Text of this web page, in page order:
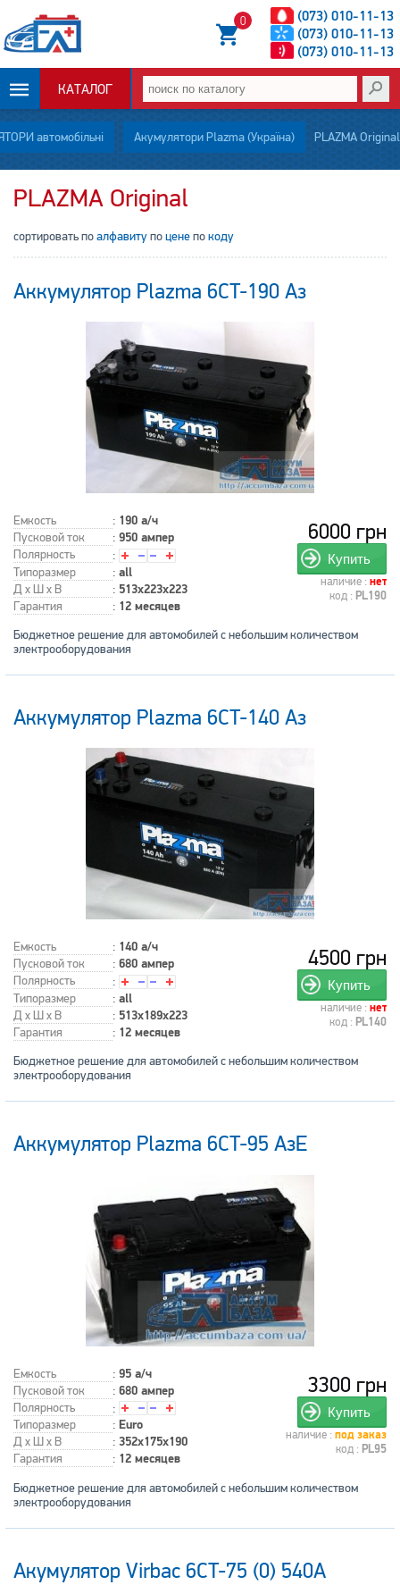
(073) 010-11-13
(073) 010-11-13
(073) 010-11-13
0
КАТАЛОГ
ОПЛАТА И
ДОСТАВКА
СТАТЬИ
О НАС
автомобільні Акумулятори Plazma (Україна) PLAZMA Original
PLAZMA Original
сортировать поалфавитупоценепокоду
Аккумулятор Plazma 6CT-190 Аз
Емкость : 190 а/ч
Пусковой ток : 950 ампер
Полярность
:
Типоразмер
: all
Д x Ш x В : 513x223x223
Гарантия : 12 месяцев
6000 грн
Купить
наличие : нет
код : PL190
Бюджетное решение для автомобилей с небольшим количеством
электрооборудования
Аккумулятор Plazma 6CT-140 Аз
Емкость : 140 а/ч
Пусковой ток : 680 ампер
Полярность
:
Типоразмер
: all
Д x Ш x В : 513x189x223
Гарантия : 12 месяцев
4500 грн
Купить
наличие : нет
код : PL140
Бюджетное решение для автомобилей с небольшим количеством
электрооборудования
Аккумулятор Plazma 6CT-95 АзЕ
Емкость : 95 а/ч
Пусковой ток : 680 ампер
Полярность
:
Типоразмер
: Euro
Д x Ш x В : 352x175x190
Гарантия : 12 месяцев
3300 грн
Купить
наличие : под заказ
код : PL95
Бюджетное решение для автомобилей с небольшим количеством
электрооборудования
Акумулятор Virbac 6CT-75 (0) 540A